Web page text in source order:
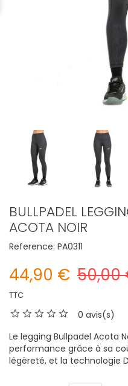
BULLPADEL
ACOTA NOIR
Reference: PA0311
44,90 € 50,00
TTC
0 avis(s)
Le legging Bullpadel Acota
performance grâce à sa
légèreté, et la technologie